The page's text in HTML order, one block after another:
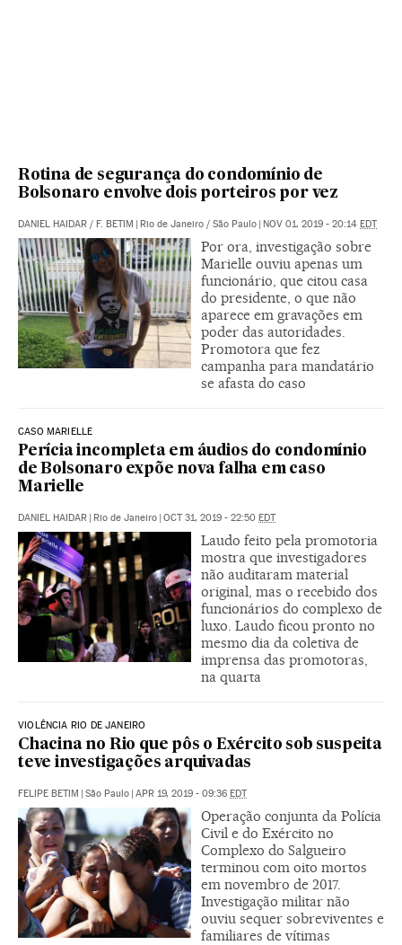
Rotina de segurança do condomínio de
Bolsonaro envolve dois porteiros por vez
DANIEL HAIDAR / F. BETIM | Rio de Janeiro / São Paulo | NOV 01, 2019 - 20:14 EDT
Por ora, investigação sobre
Marielle ouviu apenas um
funcionário, que citou casa
do presidente, o que não
aparece em gravações em
poder das autoridades.
Promotora que fez
campanha para mandatário
se afasta do caso
CASO MARIELLE
Perícia incompleta em áudios do condomínio
de Bolsonaro expõe nova falha em caso
Marielle
DANIEL HAIDAR | Rio de Janeiro | OCT 31, 2019 - 22:50 EDT
Laudo feito pela promotoria
mostra que investigadores
não auditaram material
original, mas o recebido dos
funcionários do complexo de
luxo. Laudo ficou pronto no
mesmo dia da coletiva de
imprensa das promotoras,
na quarta
VIOLÊNCIA RIO DE JANEIRO
Chacina no Rio que pôs o Exército sob suspeita
teve investigações arquivadas
FELIPE BETIM | São Paulo | APR 19, 2019 - 09:36 EDT
Operação conjunta da Polícia
Civil e do Exército no
Complexo do Salgueiro
terminou com oito mortos
em novembro de 2017.
Investigação militar não
ouviu sequer sobreviventes e
familiares de vítimas